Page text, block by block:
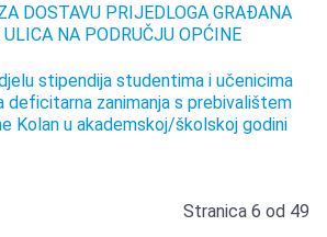
DOSTAVU PRIJEDLOGA GRAĐANA
NA PODRUČJU OPĆINE
stipendija studentima i učenicima
deficitarna zanimanja s prebivalištem
Kolan u akademskoj/školskoj godini
Stranica 6 od 49